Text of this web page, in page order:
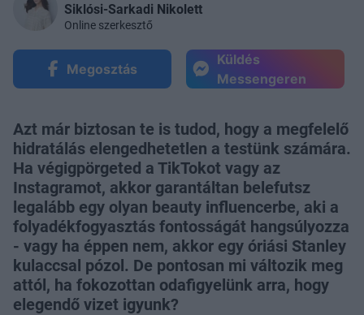
Siklósi-Sarkadi Nikolett
Online szerkesztő
Megosztás
Küldés
Messengeren
Azt már biztosan te is tudod, hogy a megfelelő
hidratálás elengedhetetlen a testünk számára.
Ha végigpörgeted a TikTokot vagy az
Instagramot, akkor garantáltan belefutsz
legalább egy olyan beauty influencerbe, aki a
folyadékfogyasztás fontosságát hangsúlyozza
- vagy ha éppen nem, akkor egy óriási Stanley
kulaccsal pózol. De pontosan mi változik meg
attól, ha fokozottan odafigyelünk arra, hogy
elegendő vizet igyunk?